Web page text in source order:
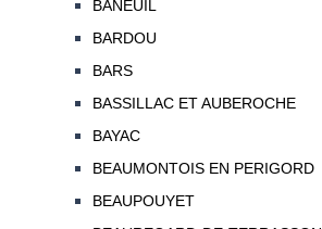
BANEUIL
BARDOU
BARS
BASSILLAC ET AUBEROCHE
BAYAC
BEAUMONTOIS EN PERIGORD
BEAUPOUYET